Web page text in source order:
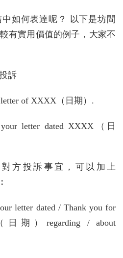
如何表達呢？ 以下是坊間
有實用價值的例子，大家不
訴
of XXXX（日期）.
your letter dated XXXX（日
方投訴事宜，可以加上
letter dated / Thank you for
日期）regarding / about